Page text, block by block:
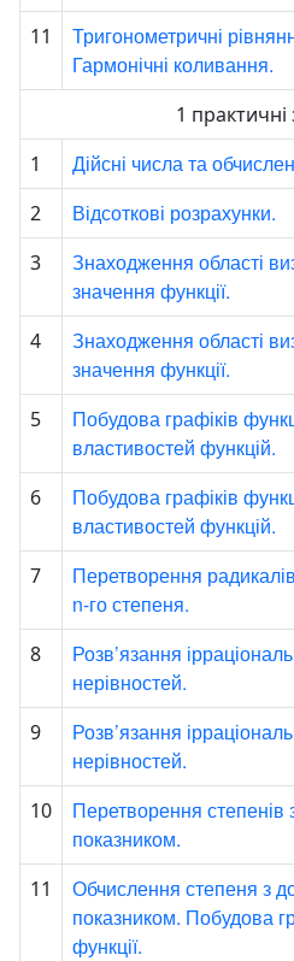
11
Тригонометричні
Гармонічні коливання.
1 практичні
1
Дійсні числа та
2 Відсоткові розрахунки.
3
Знаходження області
значення функції.
4
Знаходження області
значення функції.
5
Побудова графіків
властивостей функцій.
6
Побудова графіків
властивостей функцій.
7
Перетворення
n-го степеня.
8
Розв’язання
нерівностей.
9
Розв’язання
нерівностей.
10
Перетворення степенів
показником.
11
Обчислення степеня з
показником. Побудова
функції.